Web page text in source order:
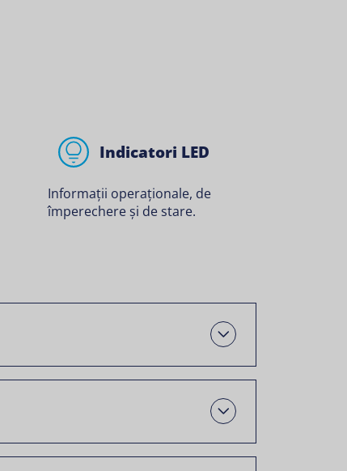
Indicatori LED
Informații operaționale, de
împerechere și de stare.
Deschis
Open